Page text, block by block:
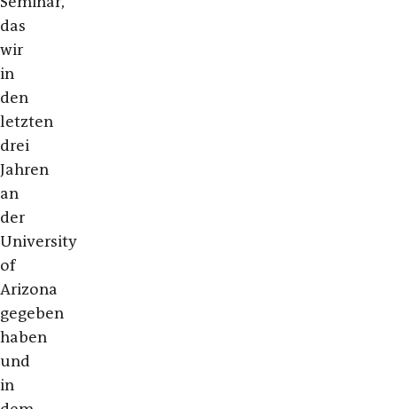
das
wir
in
den
letzten
drei
Jahren
an
der
University
of
Arizona
gegeben
haben
und
in